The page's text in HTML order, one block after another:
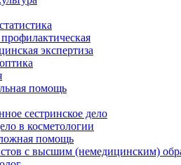
экспертиза
помощь
сестринское дело
в косметологии
помощь
с высшим (немедицинским)